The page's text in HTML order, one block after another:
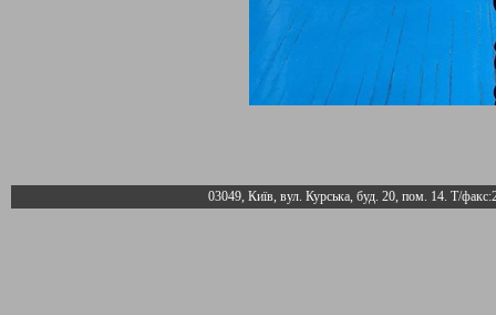
03049, Київ, вул. Курська, буд. 20, пом. 14. Т/